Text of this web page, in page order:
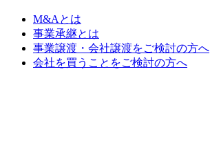
M&Aとは
事業承継とは
事業譲渡・会社譲渡をご検討の方へ
会社を買うことをご検討の方へ